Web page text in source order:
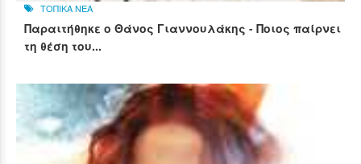
ΤΟΠΙΚΑ ΝΕΑ
Παραιτήθηκε ο Θάνος Γιαννουλάκης - Ποιος παίρνει
τη θέση του...